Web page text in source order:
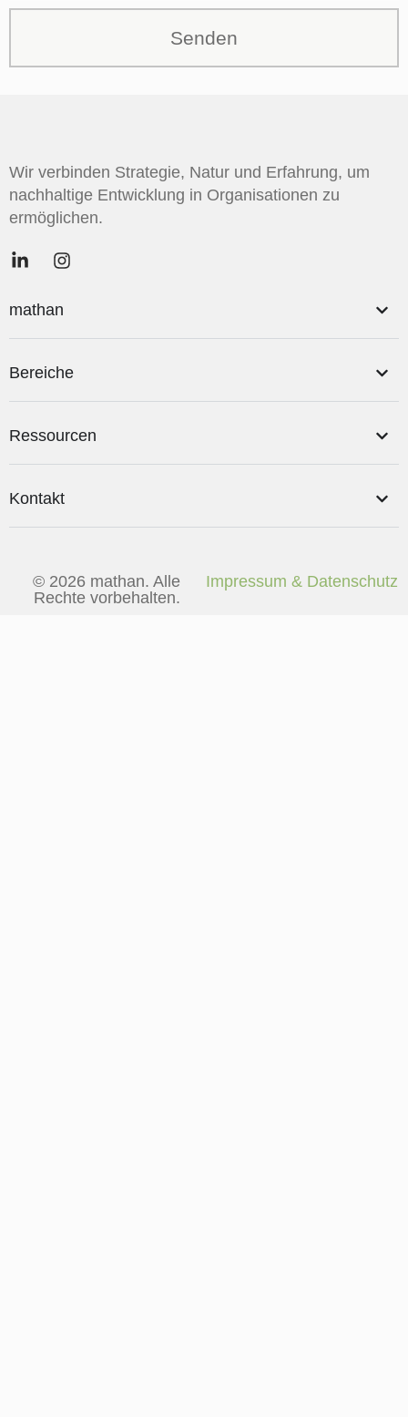
Senden
Wir verbinden Strategie, Natur und Erfahrung, um
nachhaltige Entwicklung in Organisationen zu
ermöglichen.
mathan
Bereiche
Ressourcen
Kontakt
© 2026 mathan. Alle
Rechte vorbehalten.
Impressum & Datenschutz